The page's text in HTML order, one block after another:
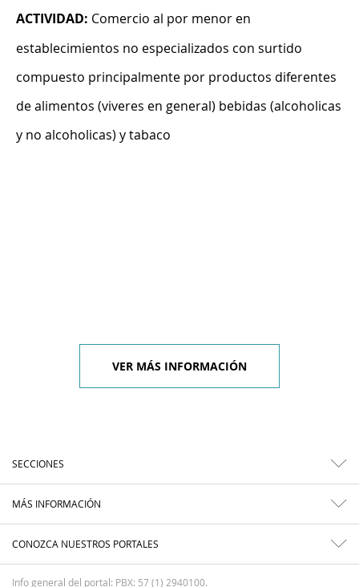
ACTIVIDAD: Comercio al por menor en
establecimientos no especializados con surtido
compuesto principalmente por productos diferentes
de alimentos (viveres en general) bebidas (alcoholicas
y no alcoholicas) y tabaco
VER MÁS INFORMACIÓN
SECCIONES
MÁS INFORMACIÓN
CONOZCA NUESTROS PORTALES
Info general del portal: PBX: 57 (1) 2940100.